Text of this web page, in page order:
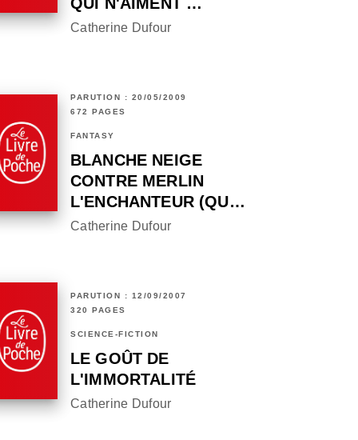
Catherine Dufour
PARUTION : 20/05/2009
672 PAGES
FANTASY
BLANCHE NEIGE
CONTRE MERLIN
L'ENCHANTEUR (QU…
Catherine Dufour
PARUTION : 12/09/2007
320 PAGES
SCIENCE-FICTION
LE GOÛT DE
L'IMMORTALITÉ
Catherine Dufour